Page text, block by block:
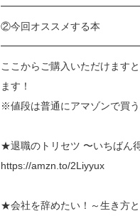
②今回オススメする本
ここからご購入いただけます
ます！
※値段は普通にアマゾンで買う
★退職のトリセツ 〜いちばん
https://amzn.to/2Liyyux
★会社を辞めたい！～生き方